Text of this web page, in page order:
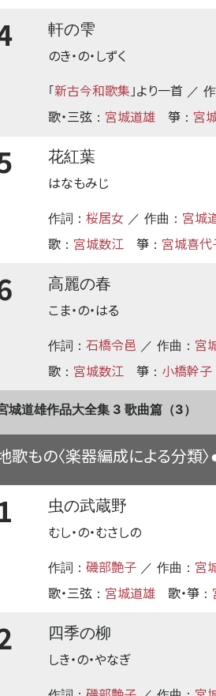
軒の雫
のき・の・しずく
｢新古今和歌集 ｣より一首 ／
歌・三弦 ： 宮城道雄 箏 ： 宮
花紅葉
はなもみじ
作詞： 桜居女 ／ 作曲： 宮城
歌 ： 宮城数江 箏 ： 宮城喜代
高麗の春
こま・の・はる
作詞： 石橋令邑 ／ 作曲： 宮
歌 ： 宮城数江 箏 ： 小橋幹子
城道雄作品大全集 3 歌曲篇（3）
歌もの〈楽器編成による分類〉
虫の武蔵野
むし・の・むさしの
作詞： 磯部艶子 ／ 作曲： 宮
歌・三弦 ： 宮城道雄 歌・箏 ：
四季の柳
しき・の・やなぎ